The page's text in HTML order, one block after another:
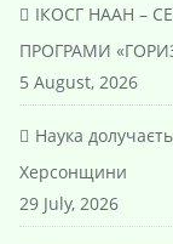
ІКОСГ НААН –
ПРОГРАМИ
5 August, 2026
Наука
Херсонщини
29 July, 2026